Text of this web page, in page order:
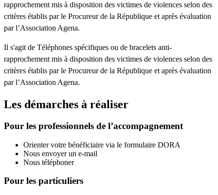
rapprochement mis à disposition des victimes de violences selon des
critères établis par le Procureur de la République et après évaluation
par l’Association Agena.
Il s'agit de Téléphones spécifiques ou de bracelets anti-
rapprochement mis à disposition des victimes de violences selon des
critères établis par le Procureur de la République et après évaluation
par l’Association Agena.
Les démarches à réaliser
Pour les professionnels de l’accompagnement
Orienter votre bénéficiaire via le formulaire DORA
Nous envoyer un e-mail
Nous téléphoner
Pour les particuliers